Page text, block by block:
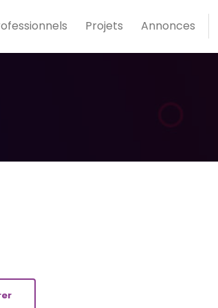
Projets Annonces